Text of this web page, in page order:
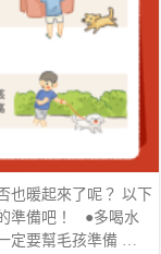
也暖起來了呢？ 以下
準備吧！ ●多喝水
定要幫毛孩準備 …